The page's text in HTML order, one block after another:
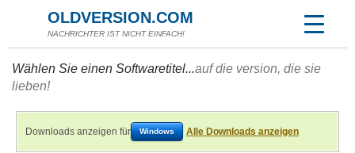
OLDVERSION.COM
NACHRICHTER IST NICHT EINFACH!
Wählen Sie einen Softwaretitel...auf die version, die sie
lieben!
Downloads anzeigen für Windows Alle Downloads anzeigen